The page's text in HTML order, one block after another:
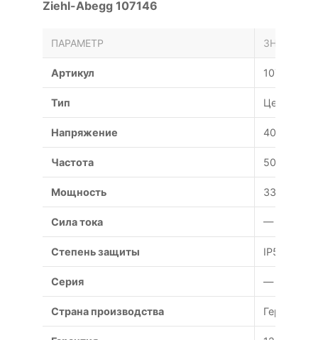
Ziehl-Abegg 107146
ПАРАМЕТР ЗНАЧЕНИЕ
Артикул 107146
Тип
Напряжение 400 В
Частота 50 Гц
Мощность 3300;1900
Сила тока — А
Степень защиты IP54
Серия —
Страна производства Германия